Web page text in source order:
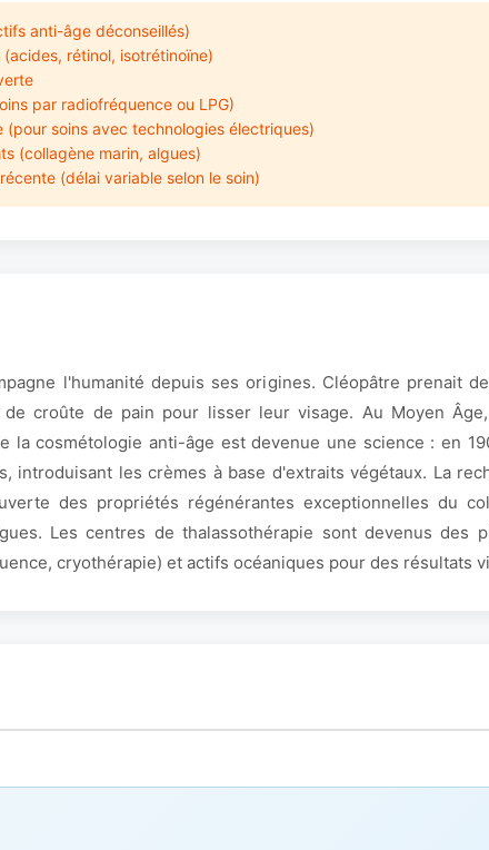
anti-âge déconseillés)
rétinol, isotrétinoïne)
par radiofréquence ou LPG)
soins avec technologies électriques)
(collagène marin, algues)
(délai variable selon le soin)
l'humanité depuis ses origines. Cléopâtre prenait
croûte de pain pour lisser leur visage. Au Moyen
la cosmétologie anti-âge est devenue une science : en
introduisant les crèmes à base d'extraits végétaux. La
des propriétés régénérantes exceptionnelles du
Les centres de thalassothérapie sont devenus des
cryothérapie) et actifs océaniques pour des résultats